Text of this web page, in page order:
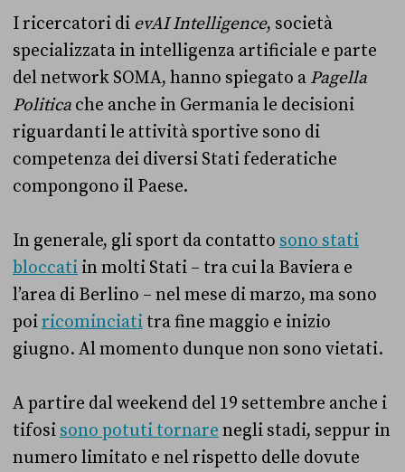
I ricercatori di evAI Intelligence, società
specializzata in intelligenza artificiale e parte
del network SOMA, hanno spiegato a Pagella
Politica che anche in Germania le decisioni
riguardanti le attività sportive sono di
competenza dei diversi Stati federatiche
compongono il Paese.
In generale, gli sport da contatto sono stati
bloccati in molti Stati – tra cui la Baviera e
l’area di Berlino – nel mese di marzo, ma sono
poiricominciati tra fine maggio e inizio
giugno. Al momento dunque non sono vietati.
A partire dal weekend del 19 settembre anche i
tifosi sono potuti tornare negli stadi, seppur in
numero limitato e nel rispetto delle dovute